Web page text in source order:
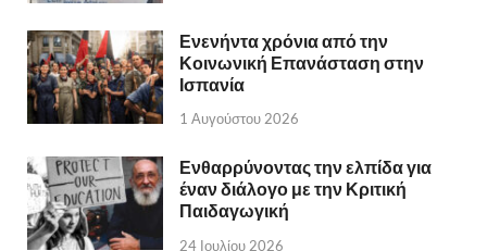
Ενενήντα χρόνια από την
Κοινωνική Επανάσταση στην
Ισπανία
1 Αυγούστου 2026
Ενθαρρύνοντας την ελπίδα για
έναν διάλογο με την Κριτική
Παιδαγωγική
24 Ιουλίου 2026